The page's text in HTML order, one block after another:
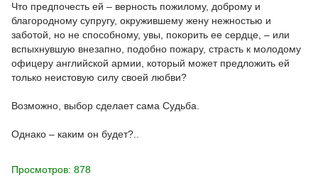
Что предпочесть ей – верность пожилому, доброму и
благородному супругу, окружившему жену нежностью и
заботой, но не способному, увы, покорить ее сердце, – или
вспыхнувшую внезапно, подобно пожару, страсть к молодому
офицеру английской армии, который может предложить ей
только неистовую силу своей любви?
Возможно, выбор сделает сама Судьба.
Однако – каким он будет?..
Просмотров: 878